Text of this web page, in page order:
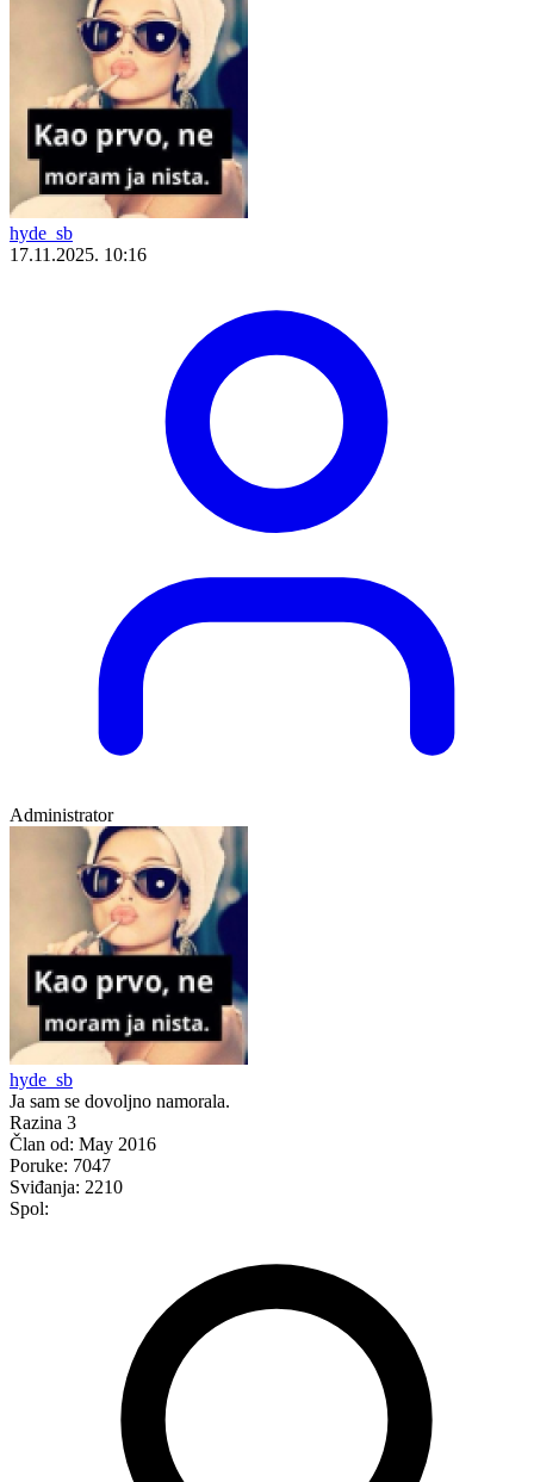
hyde_sb
17.11.2025. 10:16
Administrator
hyde_sb
Ja sam se dovoljno namorala.
Razina 3
Član od: May 2016
Poruke: 7047
Sviđanja: 2210
Spol: